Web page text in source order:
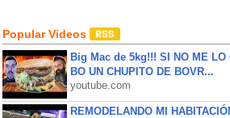
Popular Videos
Big Mac de 5kg!!! SI NO ME LO
BO UN CHUPITO DE BOVR...
youtube.com
REMODELANDO MI